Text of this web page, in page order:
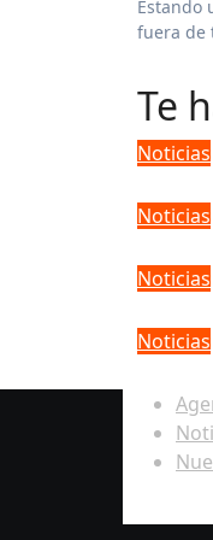
Estando uno fuera de su país se da cuenta el valor que tiene en este caso su arte, su cultura y como te ven
fuera de
Te
Noticias
Noticias
Noticias
Noticias